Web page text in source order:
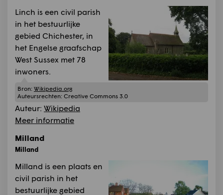
Linch is een civil parish
in het bestuurlijke
gebied Chichester, in
het Engelse graafschap
West Sussex met 78
inwoners.
Bron: Wikipedia.org
Auteursrechten: Creative Commons 3.0
Auteur: Wikipedia
Meer informatie
Milland
Milland
Milland is een plaats en
civil parish in het
bestuurlijke gebied